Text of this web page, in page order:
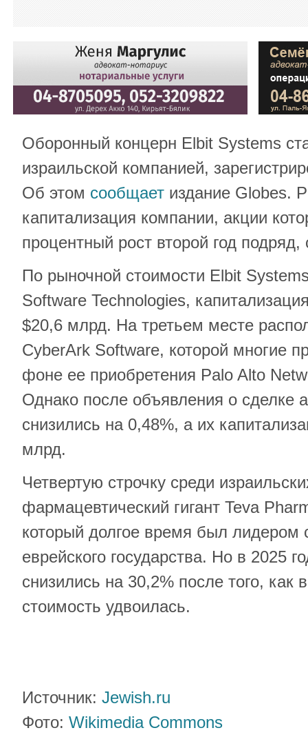
Оборонный концерн Elbit Systems
израильской компанией,
Об этом сообщает издание Globes.
капитализация компании, акции
процентный рост второй год
По рыночной стоимости Elbit
Software Technologies,
$20,6 млрд. На третьем месте
CyberArk Software, которой многие
фоне ее приобретения Palo Alto
Однако после объявления о сделке
снизились на 0,48%, а их
млрд.
Четвертую строчку среди
фармацевтический гигант Teva
который долгое время был лидером
еврейского государства. Но в 2025
снизились на 30,2% после того, как
стоимость удвоилась.
Источник: Jewish.ru
Фото: Wikimedia Commons